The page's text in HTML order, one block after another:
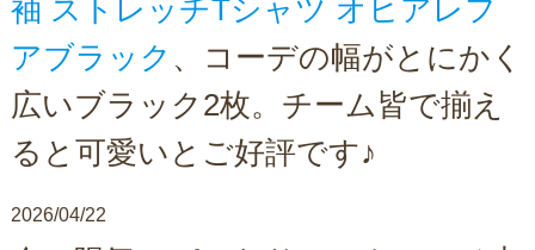
袖 ストレッチTシャツ オヒアレフ
アブラック 、コーデの幅がとにかく
広いブラック2枚。チーム皆で揃え
ると可愛いとご好評です♪
2026/04/22